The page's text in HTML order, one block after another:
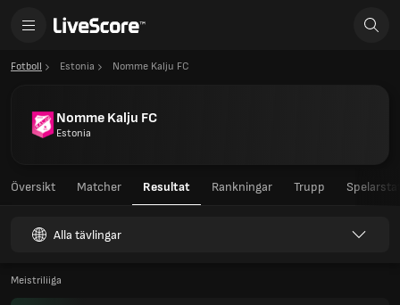
Fotboll Estonia Nomme Kalju FC
Nomme Kalju FC
Estonia
Översikt Matcher Resultat Rankningar Trupp
Alla tävlingar
Meistriliiga